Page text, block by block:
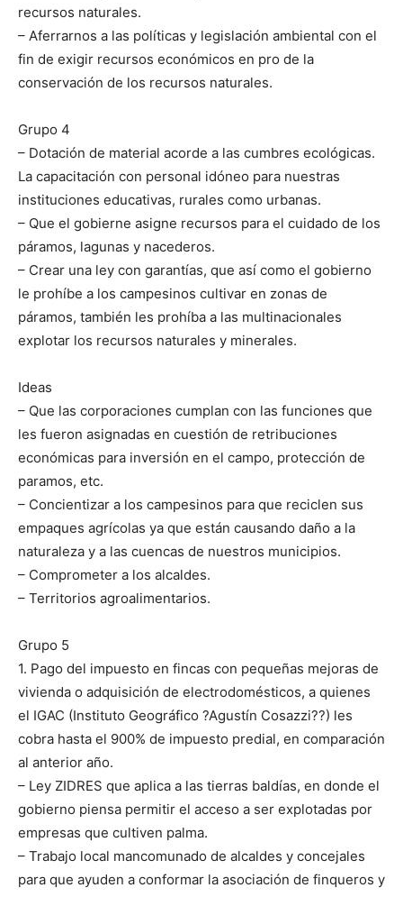
recursos naturales.
– Aferrarnos a las políticas y legislación ambiental con el
fin de exigir recursos económicos en pro de la
conservación de los recursos naturales.
Grupo 4
– Dotación de material acorde a las cumbres ecológicas.
La capacitación con personal idóneo para nuestras
instituciones educativas, rurales como urbanas.
– Que el gobierne asigne recursos para el cuidado de los
páramos, lagunas y nacederos.
– Crear una ley con garantías, que así como el gobierno
le prohíbe a los campesinos cultivar en zonas de
páramos, también les prohíba a las multinacionales
explotar los recursos naturales y minerales.
Ideas
– Que las corporaciones cumplan con las funciones que
les fueron asignadas en cuestión de retribuciones
económicas para inversión en el campo, protección de
paramos, etc.
– Concientizar a los campesinos para que reciclen sus
empaques agrícolas ya que están causando daño a la
naturaleza y a las cuencas de nuestros municipios.
– Comprometer a los alcaldes.
– Territorios agroalimentarios.
Grupo 5
1. Pago del impuesto en fincas con pequeñas mejoras de
vivienda o adquisición de electrodomésticos, a quienes
el IGAC (Instituto Geográfico ?Agustín Cosazzi??) les
cobra hasta el 900% de impuesto predial, en comparación
al anterior año.
– Ley ZIDRES que aplica a las tierras baldías, en donde el
gobierno piensa permitir el acceso a ser explotadas por
empresas que cultiven palma.
– Trabajo local mancomunado de alcaldes y concejales
para que ayuden a conformar la asociación de finqueros y